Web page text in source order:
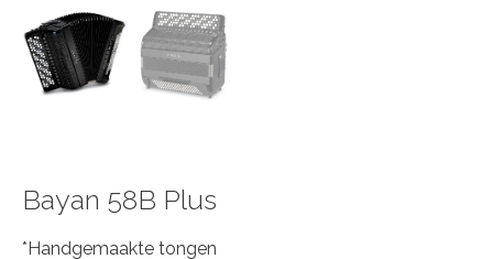
Bayan 58B Plus
*Handgemaakte tongen